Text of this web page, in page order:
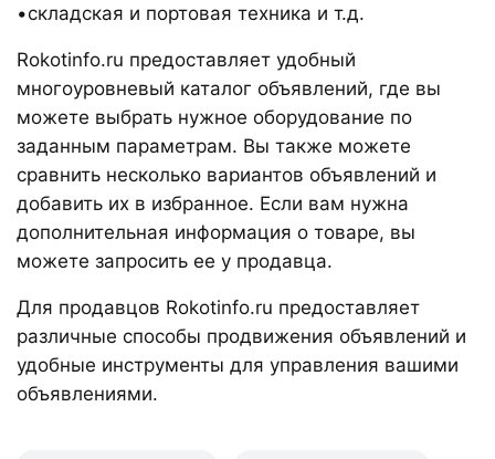
•складская и портовая техника и т.д.
Rokotinfo.ru предоставляет удобный
многоуровневый каталог объявлений, где вы
можете выбрать нужное оборудование по
заданным параметрам. Вы также можете
сравнить несколько вариантов объявлений и
добавить их в избранное. Если вам нужна
дополнительная информация о товаре, вы
можете запросить ее у продавца.
Для продавцов Rokotinfo.ru предоставляет
различные способы продвижения объявлений и
удобные инструменты для управления вашими
объявлениями.